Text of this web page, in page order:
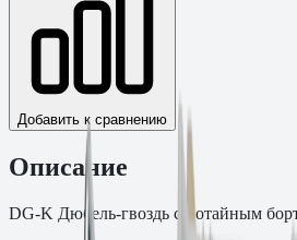
Добавить к сравнению
Описание
DG-K Дюбель-гвоздь с потайным